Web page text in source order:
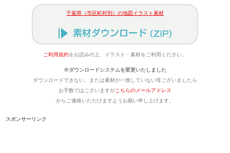
千葉県（市区町村別）の地図イラスト素材
ご利用規約をお読みの上、イラスト・素材をご利用ください。
※ダウンロードシステムを変更いたしました
ダウンロードできない、または素材が一致していない等ございましたら
お手数ではございますがこちらのメールアドレス
からご連絡いただけますようお願い申し上げます。
スポンサーリンク